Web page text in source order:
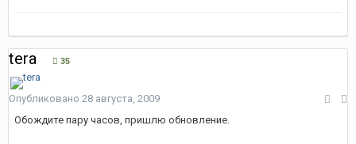
tera 35
Опубликовано 28 августа, 2009
Обождите пару часов, пришлю обновление.